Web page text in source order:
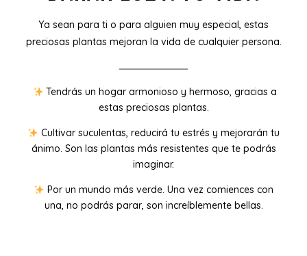
Ya sean para ti o para alguien muy especial, estas
preciosas plantas mejoran la vida de cualquier persona.
Tendrás un hogar armonioso y hermoso, gracias a
estas preciosas plantas.
Cultivar suculentas, reducirá tu estrés y mejorarán tu
ánimo. Son las plantas más resistentes que te podrás
imaginar.
Por un mundo más verde. Una vez comiences con
una, no podrás parar, son increíblemente bellas.